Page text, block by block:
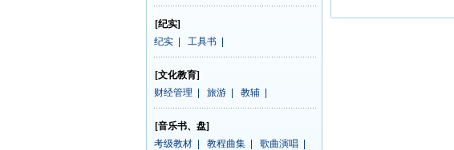
[纪实]
纪实
工具书
[文化教育]
财经管理
旅游 教辅
[音乐书、盘]
考级教材
教程曲集 歌曲演唱